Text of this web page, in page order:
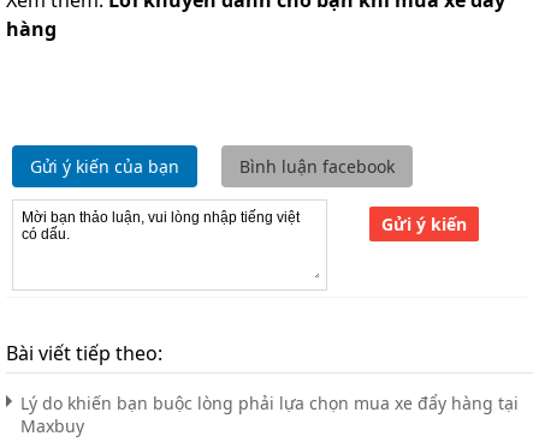
hàng
Gửi ý kiến của bạn Bình luận facebook
Gửi ý kiến
Bài viết tiếp theo:
Lý do khiến bạn buộc lòng phải lựa chọn mua xe đẩy hàng tại
Maxbuy